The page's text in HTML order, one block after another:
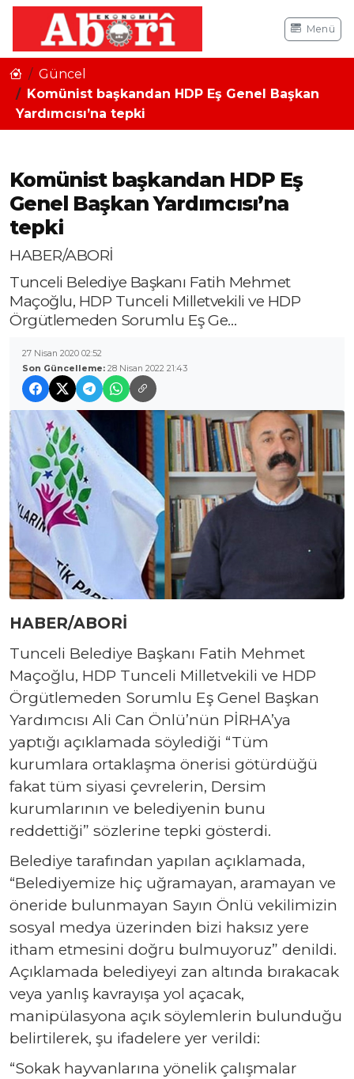
Menü
Güncel
Komünist başkandan HDP Eş Genel Başkan
Yardımcısı’na tepki
Komünist başkandan HDP Eş
Genel Başkan Yardımcısı’na
tepki
HABER/ABORİ
Tunceli Belediye Başkanı Fatih Mehmet
Maçoğlu, HDP Tunceli Milletvekili ve HDP
Örgütlemeden Sorumlu Eş Ge…
27 Nisan 2020 02:52
Son Güncelleme: 28 Nisan 2022 21:43
HABER/ABORİ
Tunceli Belediye Başkanı Fatih Mehmet
Maçoğlu, HDP Tunceli Milletvekili ve HDP
Örgütlemeden Sorumlu Eş Genel Başkan
Yardımcısı Ali Can Önlü’nün PİRHA’ya
yaptığı açıklamada söylediği “Tüm
kurumlara ortaklaşma önerisi götürdüğü
fakat tüm siyasi çevrelerin, Dersim
kurumlarının ve belediyenin bunu
reddettiği” sözlerine tepki gösterdi.
Belediye tarafından yapılan açıklamada,
“Belediyemize hiç uğramayan, aramayan ve
öneride bulunmayan Sayın Önlü vekilimizin
sosyal medya üzerinden bizi haksız yere
itham etmesini doğru bulmuyoruz” denildi.
Açıklamada belediyeyi zan altında bırakacak
veya yanlış kavrayışa yol açacak,
manipülasyona açık söylemlerin bulunduğu
belirtilerek, şu ifadelere yer verildi:
“Sokak hayvanlarına yönelik çalışmalar